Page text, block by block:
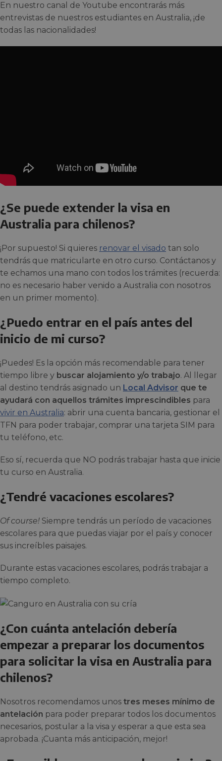
En nuestro canal de Youtube encontrarás más
entrevistas de nuestros estudiantes en Australia, ¡de
todas las nacionalidades!
¿Se puede extender la visa en
Australia para chilenos?
¡Por supuesto! Si quieres renovar el visado tan solo
tendrás que matricularte en otro curso. Contáctanos y
te echamos una mano con todos los trámites (recuerda:
no es necesario haber venido a Australia con nosotros
en un primer momento).
¿Puedo entrar en el país antes del
inicio de mi curso?
¡Puedes! Es la opción más recomendable para tener
tiempo libre y buscar alojamiento y/o trabajo. Al llegar
al destino tendrás asignado un Local Advisor que te
ayudará con aquellos trámites imprescindibles para
vivir en Australia: abrir una cuenta bancaria, gestionar el
TFN para poder trabajar, comprar una tarjeta SIM para
tu teléfono, etc.
Eso sí, recuerda que NO podrás trabajar hasta que inicie
tu curso en Australia.
¿Tendré vacaciones escolares?
Of course! Siempre tendrás un período de vacaciones
escolares para que puedas viajar por el país y conocer
sus increíbles paisajes.
Durante estas vacaciones escolares, podrás trabajar a
tiempo completo.
¿Con cuánta antelación debería
empezar a preparar los documentos
para solicitar la visa en Australia para
chilenos?
Nosotros recomendamos unos tres meses mínimo de
antelación para poder preparar todos los documentos
necesarios, postular a la visa y esperar a que esta sea
aprobada. ¡Cuanta más anticipación, mejor!